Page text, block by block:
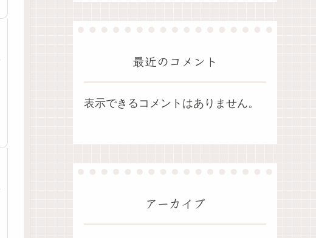
最近のコメント
表示できるコメントはありません。
アーカイブ